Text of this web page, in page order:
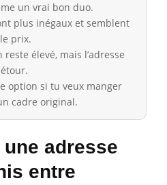
un vrai bon duo.
plus inégaux et semblent
prix.
reste élevé, mais l’adresse
option si tu veux manger
cadre original.
une adresse
entre